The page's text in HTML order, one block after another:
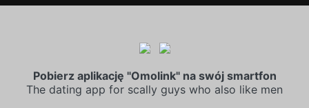
Pobierz aplikację "Omolink" na swój smartfon
The dating app for scally guys who also like men